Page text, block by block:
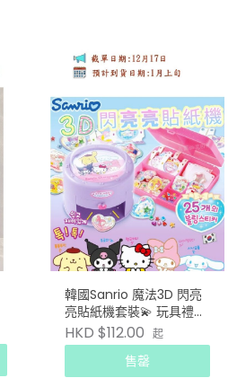
韓國Sanrio 魔法3D 閃亮
亮貼紙機套裝💫 玩具禮物
(3歲以上兒童適用)
HKD $112.00 起
售罄